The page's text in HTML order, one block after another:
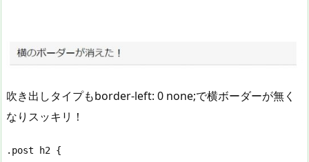
吹き出しタイプもborder-left: 0 none;で横ボーダーが無く
なりスッキリ！
.post h2 {